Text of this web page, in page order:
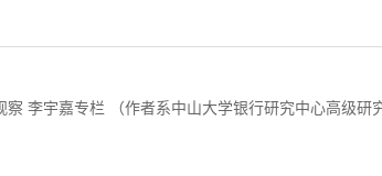
李宇嘉专栏 （作者系中山大学银行研究中心高级研